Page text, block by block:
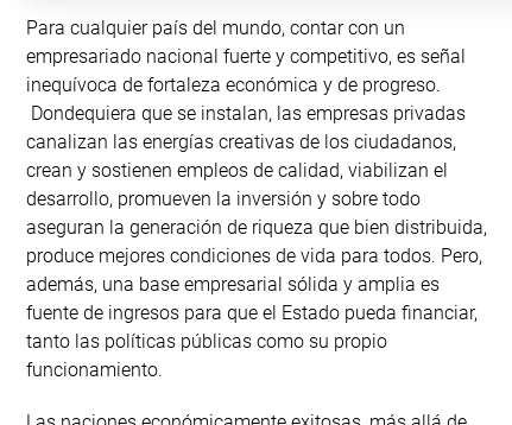
Para cualquier país del mundo, contar con un
empresariado nacional fuerte y competitivo, es señal
inequívoca de fortaleza económica y de progreso.
Dondequiera que se instalan, las empresas privadas
canalizan las energías creativas de los ciudadanos,
crean y sostienen empleos de calidad, viabilizan el
desarrollo, promueven la inversión y sobre todo
aseguran la generación de riqueza que bien distribuida,
produce mejores condiciones de vida para todos. Pero,
además, una base empresarial sólida y amplia es
fuente de ingresos para que el Estado pueda financiar,
tanto las políticas públicas como su propio
funcionamiento.